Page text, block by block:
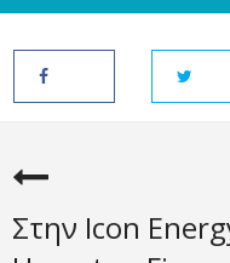
Στην Icon